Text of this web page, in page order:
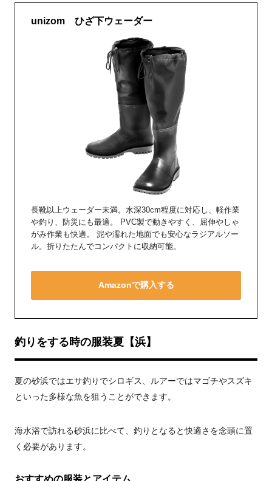
unizom ひざ下ウェーダー
長靴以上ウェーダー未満。水深30cm程度に対応し、軽作業
や釣り、防災にも最適。 PVC製で動きやすく、屈伸やしゃ
がみ作業も快適。 泥や濡れた地面でも安心なラジアルソー
ル。折りたたんでコンパクトに収納可能。
Amazonで購入する
釣りをする時の服装夏【浜】
夏の砂浜ではエサ釣りでシロギス、ルアーではマゴチやスズキ
といった多様な魚を狙うことができます。
海水浴で訪れる砂浜に比べて、釣りとなると快適さを念頭に置
く必要があります。
おすすめの服装とアイテム